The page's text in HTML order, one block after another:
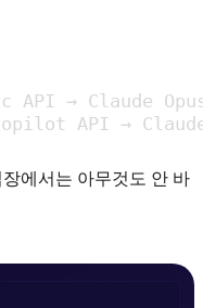
API → Claude
API →
에서는 아무것도 안 바